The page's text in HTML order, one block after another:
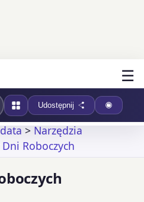
☰
Udostępnij
>Narzędzia
Roboczych